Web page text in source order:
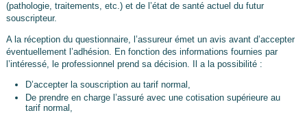
(pathologie, traitements, etc.) et de l’état de santé actuel du futur
souscripteur.
A la réception du questionnaire, l’assureur émet un avis avant d’accepter
éventuellement l’adhésion. En fonction des informations fournies par
l’intéressé, le professionnel prend sa décision. Il a la possibilité :
D’accepter la souscription au tarif normal,
De prendre en charge l’assuré avec une cotisation supérieure au
tarif normal,